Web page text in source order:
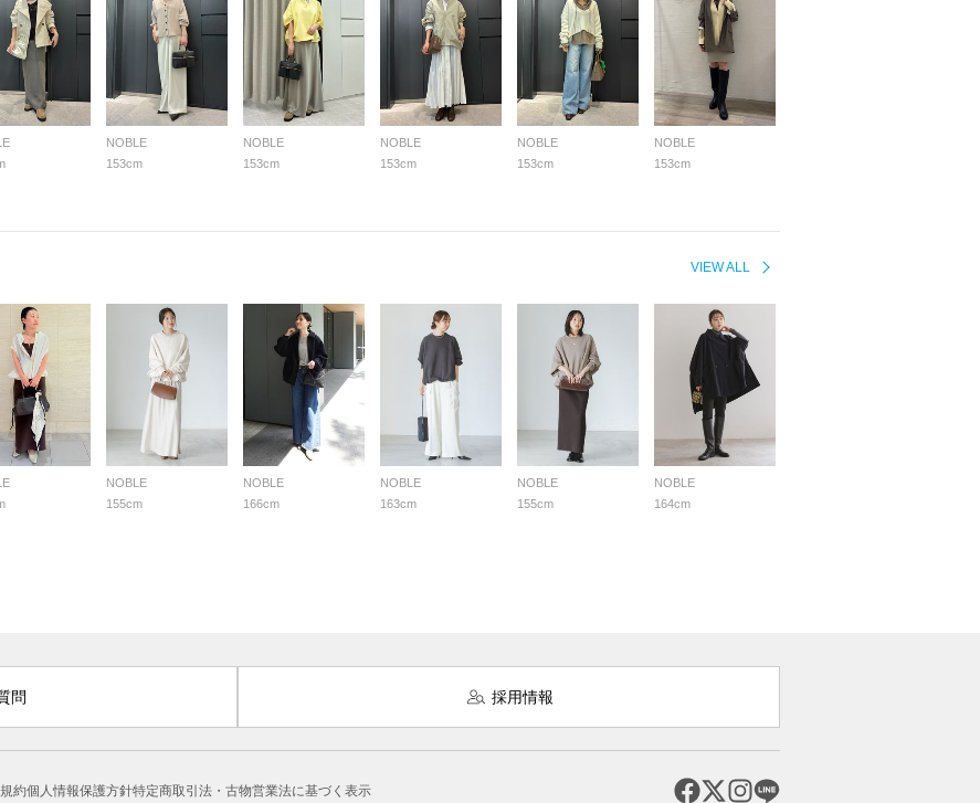
NOBLE
153cm
NOBLE
153cm
NOBLE
153cm
NOBLE
153cm
NOBLE
153cm
VIEW ALL
NOBLE
155cm
NOBLE
166cm
NOBLE
163cm
NOBLE
155cm
NOBLE
164cm
問 採用情報
約個人情報保護方針特定商取引法・古物営業法に基づく表示